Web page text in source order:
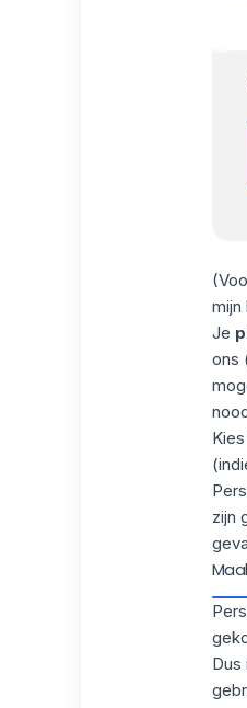
mijn
Je
ons
zijn
Dus